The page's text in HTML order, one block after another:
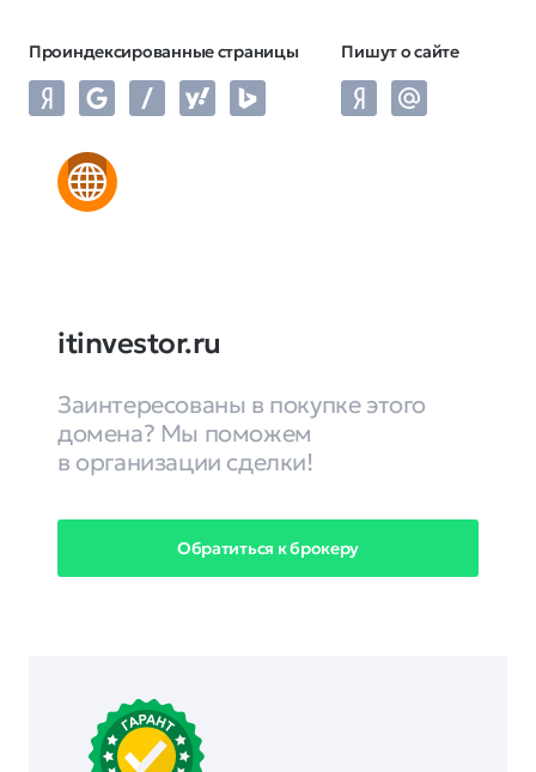
Проиндексированные страницы Пишут о сайте
itinvestor.ru
Заинтересованы в покупке этого
домена? Мы поможем
в организации сделки!
Обратиться к брокеру